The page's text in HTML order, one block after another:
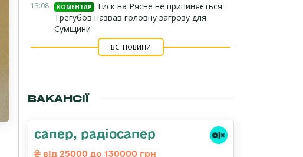
13:08 КОМЕНТАР
Тиск на Рясне не припиняється:
Трегубов назвав головну загрозу для
Сумщини
ВСІ НОВИНИ
ВАКАНСІЇ
сапер, радіосапер
від 25000 до 130000 грн